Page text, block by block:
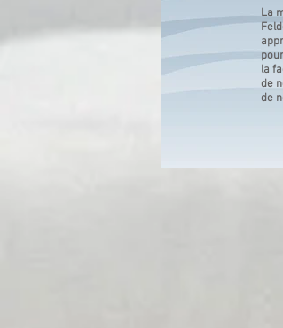
La
la
de
de